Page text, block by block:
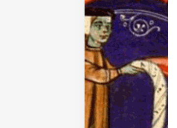
direzione@medioevoromanzo.it